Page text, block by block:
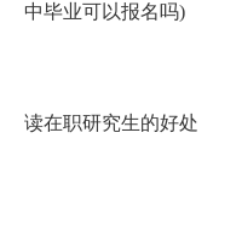
中毕业可以报名吗)
读在职研究生的好处